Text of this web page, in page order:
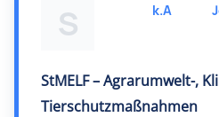
S
StMELF – Agrarumwelt-,
Tierschutzmaßnahmen
k.A